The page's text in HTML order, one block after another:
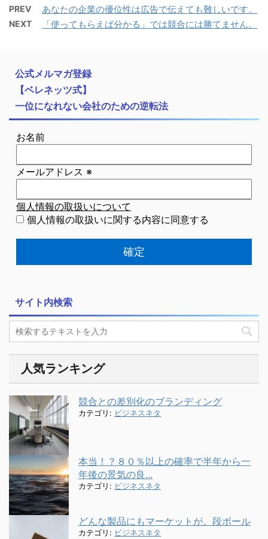
PREV あなたの企業の優位性は広告で伝えても難しいです。
NEXT 「使ってもらえば分かる」では競合には勝てません。
公式メルマガ登録
【ベレネッツ式】
一位になれない会社のための逆転法
お名前
メールアドレス ※
個人情報の取扱いについて
個人情報の取扱いに関する内容に同意する
サイト内検索
人気ランキング
競合との差別化のブランディング
カテゴリ: ビジネスネタ
本当！？８０％以上の確率で半年から一
年後の景気の良...
カテゴリ: ビジネスネタ
どんな製品にもマーケットが。段ボール
カテゴリ: ビジネスネタ